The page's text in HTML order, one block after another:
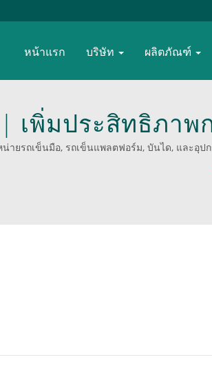
หน้าแรก บริษัท ผลิตภัณฑ์
เพิ่มประสิทธิภาพ
รถเข็นแพลตฟอร์ม
น่ายรถเข็นมือ, รถเข็นแพลตฟอร์ม, บันได, และ
400 กก. ตลอดระยะเวลา 20 ปีที่ผ่านมา เราเ